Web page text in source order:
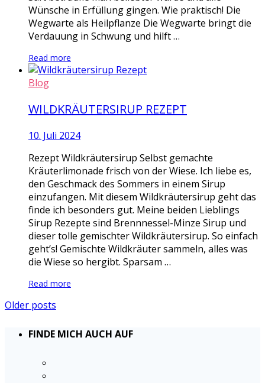
Wünsche in Erfüllung gingen. Wie praktisch! Die
Wegwarte als Heilpflanze Die Wegwarte bringt die
Verdauung in Schwung und hilft …
Read more
Blog
WILDKRÄUTERSIRUP REZEPT
10. Juli 2024
Rezept Wildkräutersirup Selbst gemachte
Kräuterlimonade frisch von der Wiese. Ich liebe es,
den Geschmack des Sommers in einem Sirup
einzufangen. Mit diesem Wildkräutersirup geht das
finde ich besonders gut. Meine beiden Lieblings
Sirup Rezepte sind Brennnessel-Minze Sirup und
dieser tolle gemischter Wildkräutersirup. So einfach
geht’s! Gemischte Wildkräuter sammeln, alles was
die Wiese so hergibt. Sparsam …
Read more
Older posts
FINDE MICH AUCH AUF